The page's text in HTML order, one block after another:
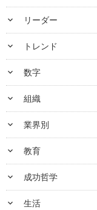
keyboard_arrow_down リーダー
keyboard_arrow_down トレンド
keyboard_arrow_down 数字
keyboard_arrow_down 組織
keyboard_arrow_down 業界別
keyboard_arrow_down 教育
keyboard_arrow_down 成功哲学
keyboard_arrow_down 生活